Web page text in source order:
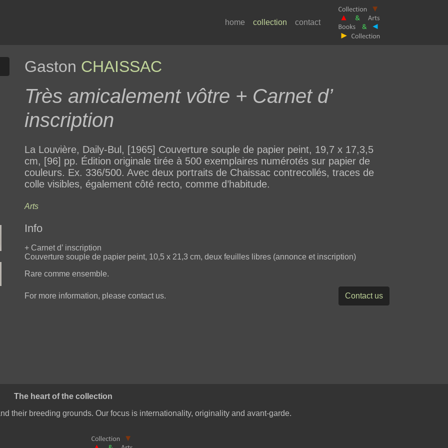
home collection contact
Gaston CHAISSAC
Très amicalement vôtre + Carnet d’
inscription
La Louvière, Daily-Bul, [1965] Couverture souple de papier peint, 19,7 x 17,3,5
cm, [96] pp. Édition originale tirée à 500 exemplaires numérotés sur papier de
couleurs. Ex. 336/500. Avec deux portraits de Chaissac contrecollés, traces de
colle visibles, également côté recto, comme d’habitude.
Arts
Info
+ Carnet d’ inscription
Couverture souple de papier peint, 10,5 x 21,3 cm, deux feuilles libres (annonce et inscription)
Rare comme ensemble.
For more information, please contact us. Contact us
The heart of the collection
their breeding grounds. Our focus is internationality, originality and avant-garde.